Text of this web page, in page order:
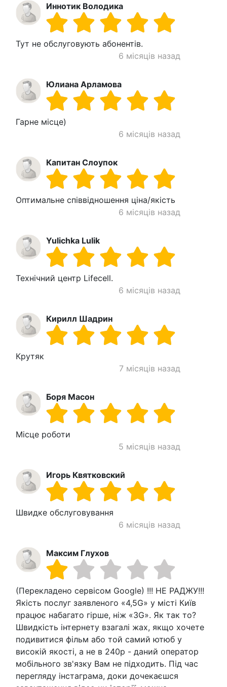
Иннотик Володика
Тут не обслуговують абонентів.
6 місяців назад
Юлиана Арламова
Гарне місце)
6 місяців назад
Капитан Слоупок
Оптимальне співвідношення ціна/якість
6 місяців назад
Yulichka Lulik
Технічний центр Lifecell.
6 місяців назад
Кирилл Шадрин
Крутяк
7 місяців назад
Боря Масон
Місце роботи
5 місяців назад
Игорь Квятковский
Швидке обслуговування
6 місяців назад
Максим Глухов
(Перекладено сервісом Google) !!! НЕ РАДЖУ!!!
Якість послуг заявленого «4,5G» у місті Київ
працює набагато гірше, ніж «3G». Як так то?
Швидкість інтернету взагалі жах, якщо хочете
подивитися фільм або той самий ютюб у
високій якості, а не в 240р - даний оператор
мобільного зв'язку Вам не підходить. Під час
перегляду інстаграма, доки дочекаєшся